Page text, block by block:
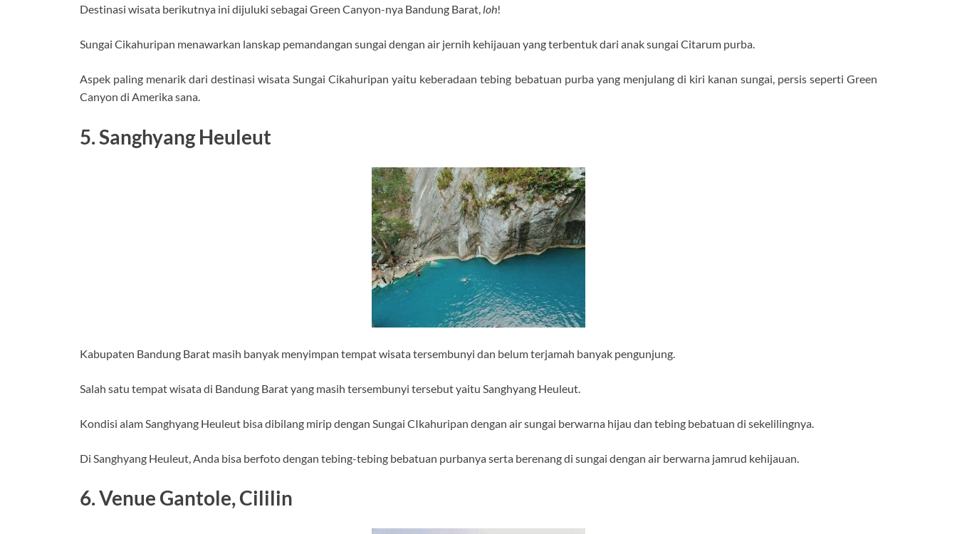
Destinasi wisata berikutnya ini dijuluki sebagai Green Canyon-nya Bandung Barat, loh!
Sungai Cikahuripan menawarkan lanskap pemandangan sungai dengan air jernih kehijauan yang terbentuk dari anak sungai Citarum purba.
Aspek paling menarik dari destinasi wisata Sungai Cikahuripan yaitu keberadaan tebing bebatuan purba yang menjulang di kiri kanan sungai, persis seperti Green
Canyon di Amerika sana.
5. Sanghyang Heuleut
Kabupaten Bandung Barat masih banyak menyimpan tempat wisata tersembunyi dan belum terjamah banyak pengunjung.
Salah satu tempat wisata di Bandung Barat yang masih tersembunyi tersebut yaitu Sanghyang Heuleut.
Kondisi alam Sanghyang Heuleut bisa dibilang mirip dengan Sungai CIkahuripan dengan air sungai berwarna hijau dan tebing bebatuan di sekelilingnya.
Di Sanghyang Heuleut, Anda bisa berfoto dengan tebing-tebing bebatuan purbanya serta berenang di sungai dengan air berwarna jamrud kehijauan.
6. Venue Gantole, Cililin